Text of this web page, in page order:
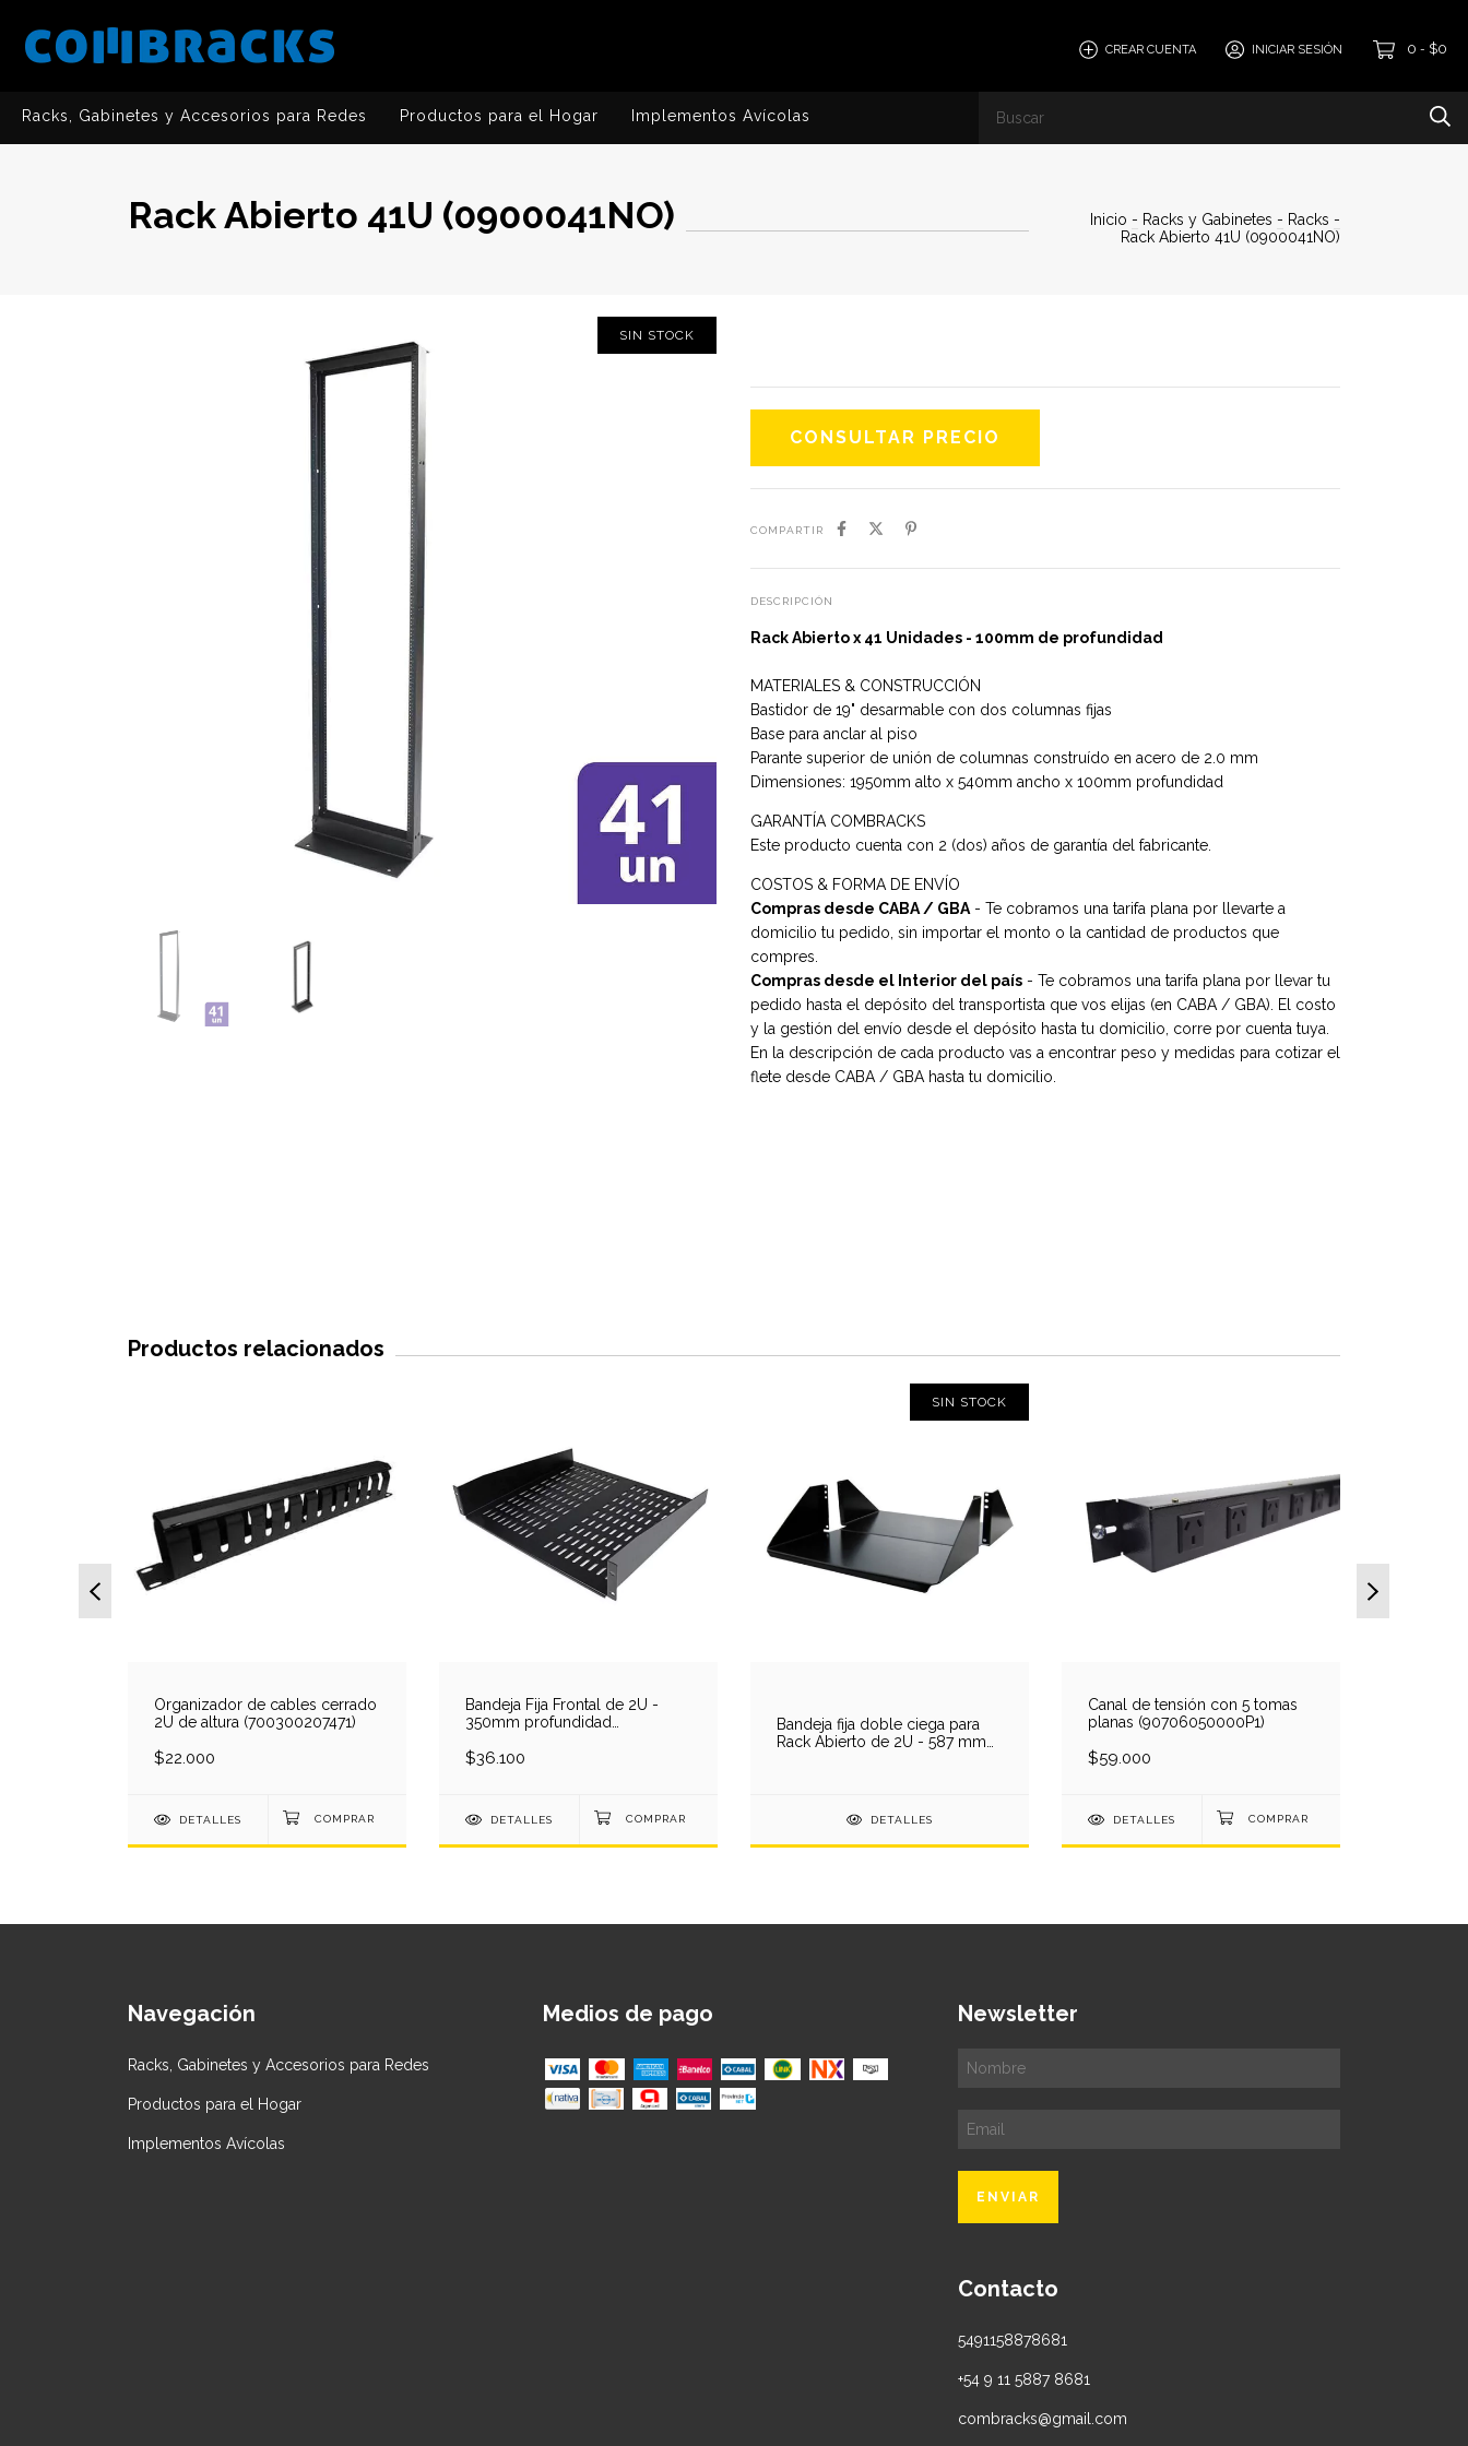
CREAR CUENTA INICIAR SESIÓN 0 - $0
Racks, Gabinetes y Accesorios para Redes Productos para el Hogar Implementos Avícolas
Rack Abierto 41U (0900041NO) Inicio - Racks y Gabinetes - Racks -
Rack Abierto 41U (0900041NO)
SIN STOCK
COMPARTIR
DESCRIPCIÓN
Rack Abierto x 41 Unidades - 100mm de profundidad
MATERIALES & CONSTRUCCIÓN
Bastidor de 19" desarmable con dos columnas fijas
Base para anclar al piso
Parante superior de unión de columnas construído en acero de 2.0 mm
Dimensiones: 1950mm alto x 540mm ancho x 100mm profundidad
GARANTÍA COMBRACKS
Este producto cuenta con 2 (dos) años de garantía del fabricante.​
COSTOS & FORMA DE ENVÍO
Compras desde CABA / GBA - Te cobramos una tarifa plana por llevarte a
domicilio tu pedido, sin importar el monto o la cantidad de productos que
compres.
Compras desde el Interior del país - Te cobramos una tarifa plana por llevar tu
pedido hasta el depósito del transportista que vos elijas (en CABA / GBA). El costo
y la gestión del envío desde el depósito hasta tu domicilio, corre por cuenta tuya.
En la descripción de cada producto vas a encontrar peso y medidas para cotizar el
flete desde CABA / GBA hasta tu domicilio.
Productos relacionados
Organizador de cables cerrado
2U de altura (700300207471)
$22.000
DETALLES
Bandeja Fija Frontal de 2U -
350mm profundidad
$36.100
DETALLES
SIN STOCK
Bandeja fija doble ciega para
Rack Abierto de 2U - 587 mm
DETALLES
Canal de tensión con 5 tomas
planas (90706050000P1)
$59.000
DETALLES
Navegación
Racks, Gabinetes y Accesorios para Redes
Productos para el Hogar
Implementos Avícolas
Medios de pago Newsletter
Contacto
5491158878681
+54 9 11 5887 8681
combracks@gmail.com